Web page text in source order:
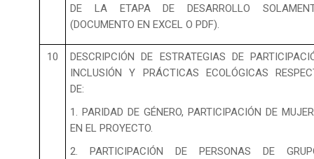
DE LA ETAPA DE DESARROLLO
(DOCUMENTO EN EXCEL O PDF).
10
DESCRIPCIÓN DE ESTRATEGIAS DE
INCLUSIÓN Y PRÁCTICAS ECOLÓGICAS
DE:
1. PARIDAD DE GÉNERO, PARTICIPACIÓN DE
EN EL PROYECTO.
2. PARTICIPACIÓN DE PERSONAS DE